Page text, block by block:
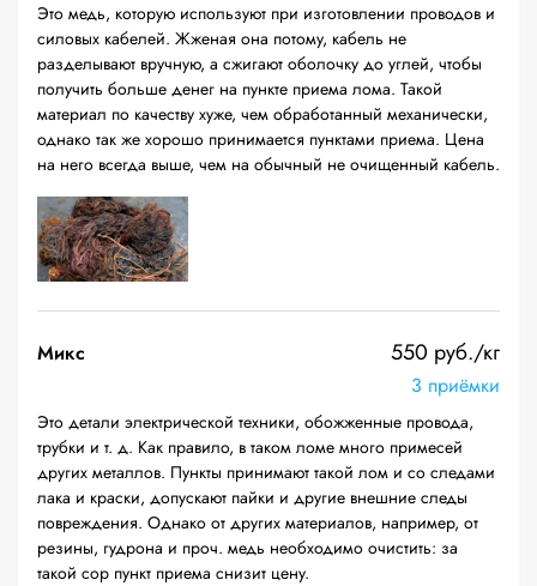
Это медь, которую используют при изготовлении проводов и
силовых кабелей. Жженая она потому, кабель не
разделывают вручную, а сжигают оболочку до углей, чтобы
получить больше денег на пункте приема лома. Такой
материал по качеству хуже, чем обработанный механически,
однако так же хорошо принимается пунктами приема. Цена
на него всегда выше, чем на обычный не очищенный кабель.
Микс 550 руб./кг
3 приёмки
Это детали электрической техники, обожженные провода,
трубки и т. д. Как правило, в таком ломе много примесей
других металлов. Пункты принимают такой лом и со следами
лака и краски, допускают пайки и другие внешние следы
повреждения. Однако от других материалов, например, от
резины, гудрона и проч. медь необходимо очистить: за
такой сор пункт приема снизит цену.